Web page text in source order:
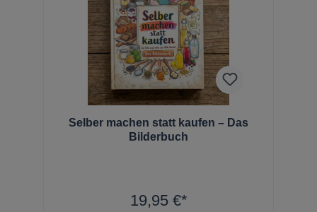
Selber machen statt kaufen – Das
Bilderbuch
19,95 €*